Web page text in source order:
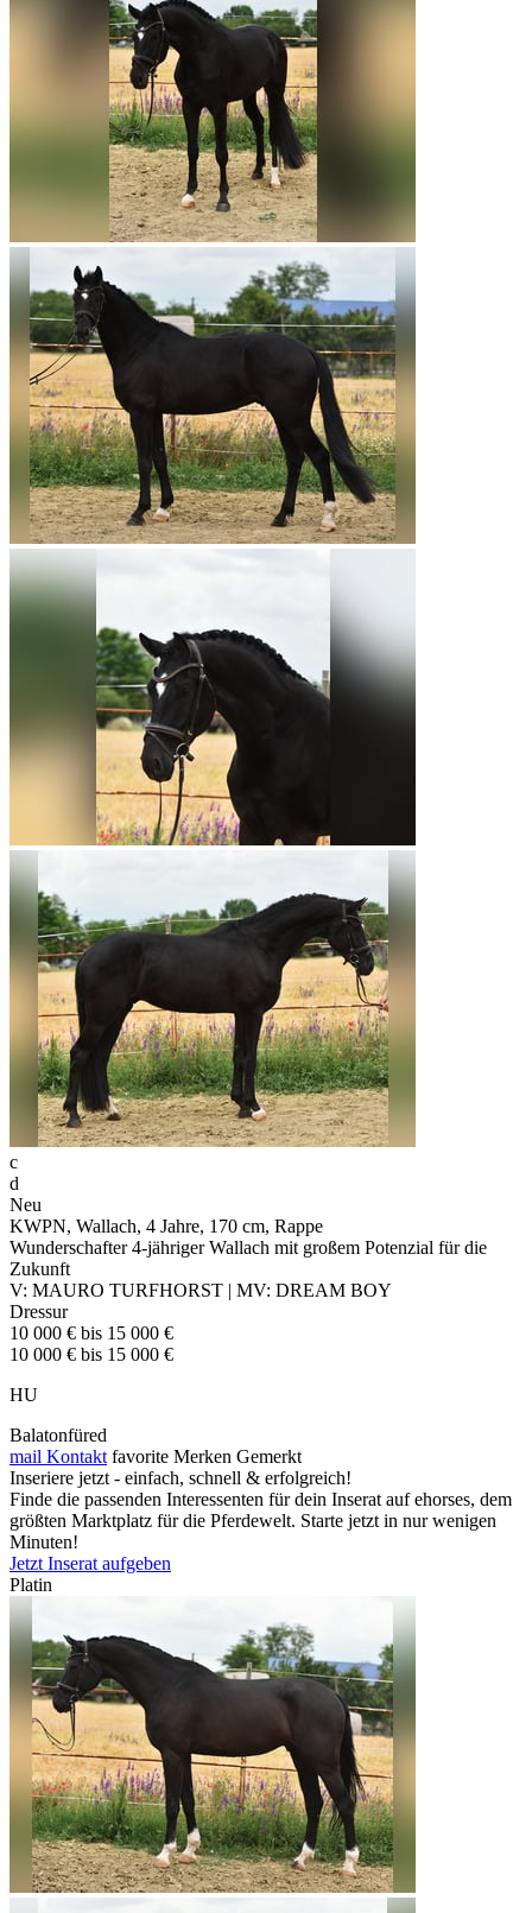
c
d
Neu
KWPN, Wallach, 4 Jahre, 170 cm, Rappe
Wunderschafter 4-jähriger Wallach mit großem Potenzial für die
Zukunft
V: MAURO TURFHORST | MV: DREAM BOY
Dressur
10 000 € bis 15 000 €
10 000 € bis 15 000 €
HU
Balatonfüred
mail Kontakt favorite Merken Gemerkt
Inseriere jetzt - einfach, schnell & erfolgreich!
Finde die passenden Interessenten für dein Inserat auf ehorses, dem
größten Marktplatz für die Pferdewelt. Starte jetzt in nur wenigen
Minuten!
Jetzt Inserat aufgeben
Platin